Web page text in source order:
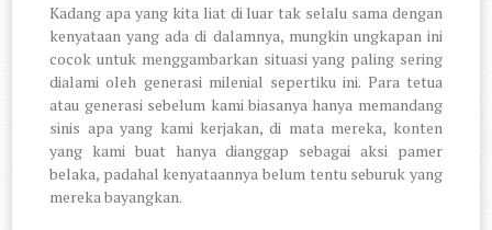
Kadang apa yang kita liat di luar tak selalu sama dengan
kenyataan yang ada di dalamnya, mungkin ungkapan ini
cocok untuk menggambarkan situasi yang paling sering
dialami oleh generasi milenial sepertiku ini. Para tetua
atau generasi sebelum kami biasanya hanya memandang
sinis apa yang kami kerjakan, di mata mereka, konten
yang kami buat hanya dianggap sebagai aksi pamer
belaka, padahal kenyataannya belum tentu seburuk yang
mereka bayangkan.